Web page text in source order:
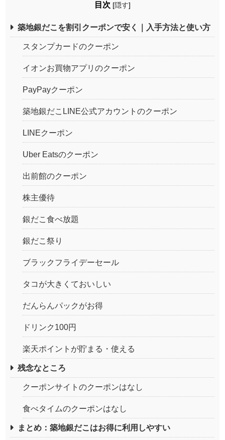
目次 [隠す]
築地銀だこを割引クーポンで安く｜入手方法と使い方
スタンプカードのクーポン
イオンお買物アプリのクーポン
PayPayクーポン
築地銀だこLINE公式アカウントのクーポン
LINEクーポン
Uber Eatsのクーポン
出前館のクーポン
株主優待
銀だこ食べ放題
銀だこ祭り
ブラックフライデーセール
タコが大きくておいしい
だんらんパックがお得
ドリンク100円
楽天ポイントが貯まる・使える
残念なところ
クーポンサイトのクーポンはなし
食べタイムのクーポンはなし
まとめ：築地銀だこはお得に利用しやすい